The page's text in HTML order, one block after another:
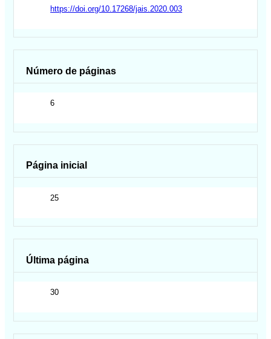
https://doi.org/10.17268/jais.2020.003
Número de páginas
6
Página inicial
25
Última página
30